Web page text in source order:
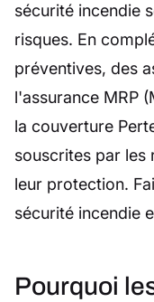
sécurité incendie
risques. En
préventives, des
l'assurance MRP
la couverture
souscrites par
leur protection.
sécurité incendie
Pourquoi